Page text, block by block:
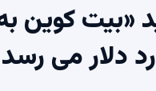
«بیت کوین